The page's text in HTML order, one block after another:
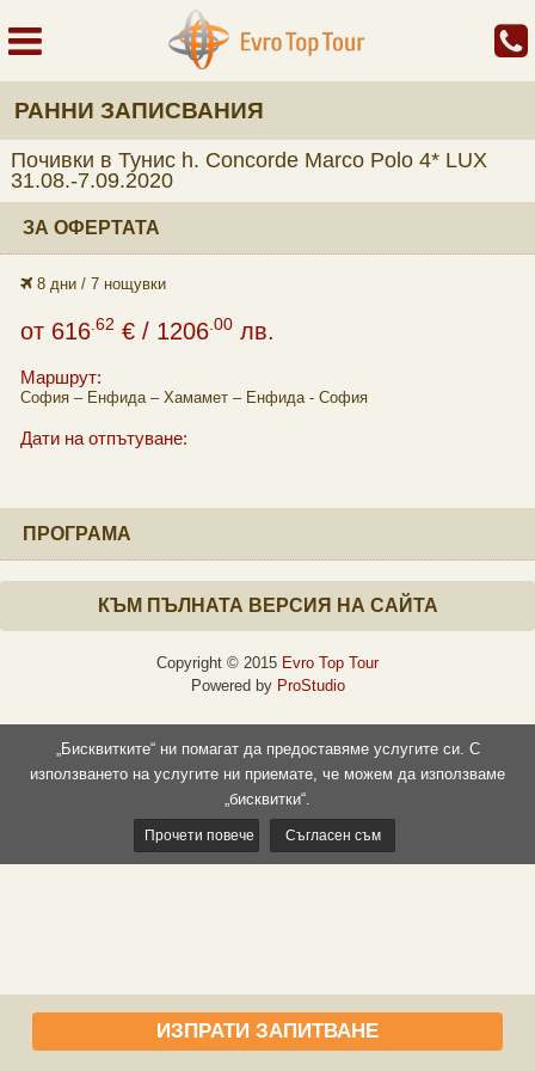
РАННИ ЗАПИСВАНИЯ
Почивки в Тунис h. Concorde Marco Polo 4* LUX
31.08.-7.09.2020
ЗА ОФЕРТАТА
8 дни / 7 нощувки
от 616 .62 € / 1206 .00 лв.
Маршрут:
София – Енфида – Хамамет – Енфида - София
Дати на отпътуване:
ПРОГРАМА
ИЗПРАТИ ЗАПИТВАНЕ
КЪМ ПЪЛНАТА ВЕРСИЯ НА САЙТА
Copyright © 2015 Evro Top Tour
Powered by ProStudio
„Бисквитките“ ни помагат да предоставяме услугите си. С
използването на услугите ни приемате, че можем да използваме
„бисквитки“.
Прочети повече Съгласен съм